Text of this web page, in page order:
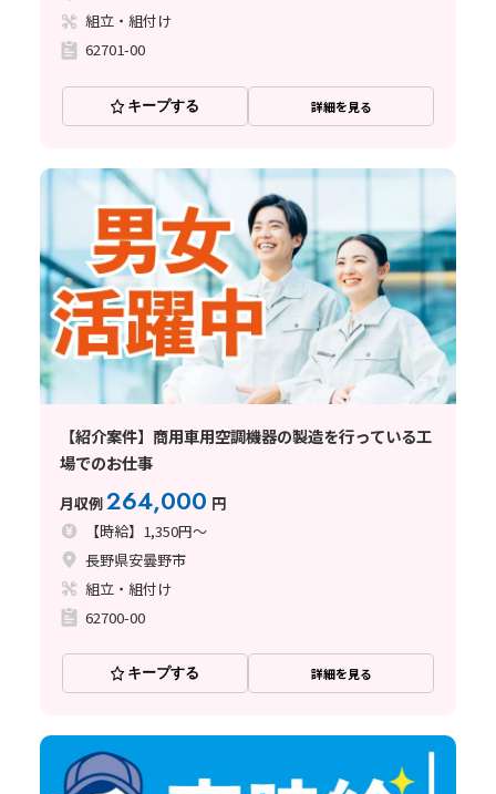
組立・組付け
62701-00
キープする 詳細を見る
【紹介案件】商用車用空調機器の製造を行っている工
場でのお仕事
月収例264,000 円
【時給】1,350円～
長野県安曇野市
組立・組付け
62700-00
キープする 詳細を見る